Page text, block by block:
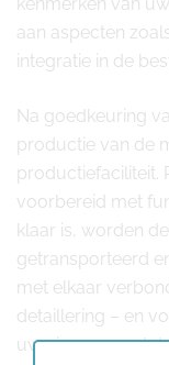
aan aspecten
integratie in de
Na goedkeuring
productie van de
productiefaciliteit.
voorbereid met
klaar is, worden
getransporteerd
met elkaar
detaillering – en
uw nieuwe